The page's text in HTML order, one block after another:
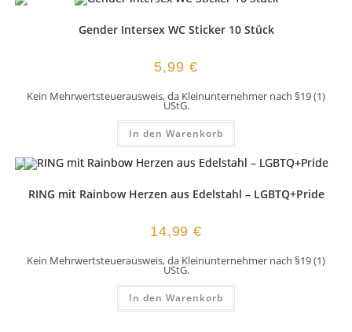
Gender Intersex WC Sticker 10 Stück
5,99 €
Kein Mehrwertsteuerausweis, da Kleinunternehmer nach §19 (1)
UStG.
In den Warenkorb
RING mit Rainbow Herzen aus Edelstahl – LGBTQ+Pride
14,99€
Kein Mehrwertsteuerausweis, da Kleinunternehmer nach §19 (1)
UStG.
In den Warenkorb